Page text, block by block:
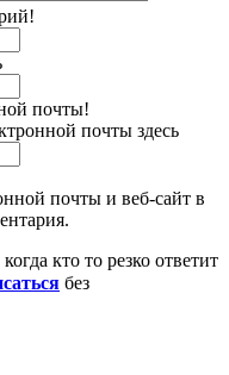
почты!
почты здесь
почты и веб-сайт в
кто то резко ответит
без